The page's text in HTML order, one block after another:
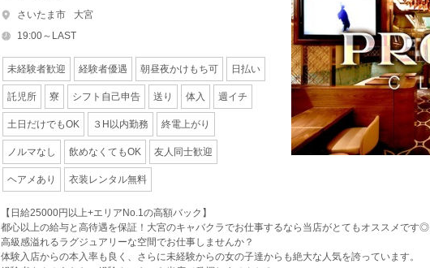
さいたま市
大宮
19:00～LAST
未経験者歓迎 経験者優遇 朝昼夜かけもち可 日払い
託児所 寮 シフト自己申告 送り 体入 週イチ
土日だけでもOK ３H以内勤務 終電上がり
ノルマなし 飲めなくてもOK 友人同士歓迎
ヘアメあり 衣装レンタル無料
【日給25000円以上+エリアNo.1の高額バック】
都心以上の給与と高待遇を保証！大宮のキャバクラでお仕事するなら当店がとてもオススメです◎
高級感溢れるラグジュアリーな空間でお仕事しませんか？
体験入店からの本入率も良く、さらに未経験からの女の子達からも絶大な人気を誇っています。